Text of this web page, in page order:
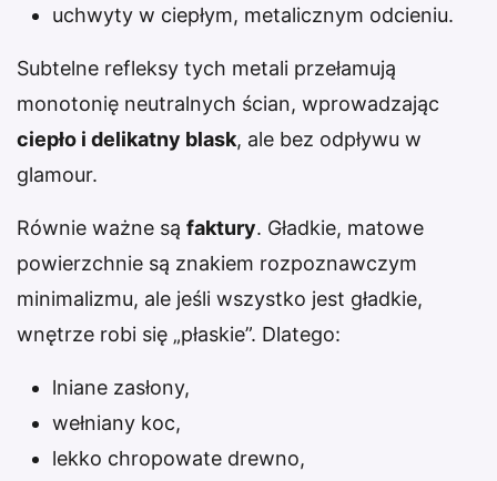
uchwyty w ciepłym, metalicznym odcieniu.
Subtelne refleksy tych metali przełamują
monotonię neutralnych ścian, wprowadzając
ciepło i delikatny blask, ale bez odpływu w
glamour.
Równie ważne są faktury. Gładkie, matowe
powierzchnie są znakiem rozpoznawczym
minimalizmu, ale jeśli wszystko jest gładkie,
wnętrze robi się „płaskie”. Dlatego:
lniane zasłony,
wełniany koc,
lekko chropowate drewno,